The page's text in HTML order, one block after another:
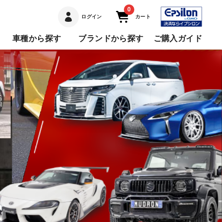
ログイン
0
カート
車種から探す ブランドから探す ご購入ガイド